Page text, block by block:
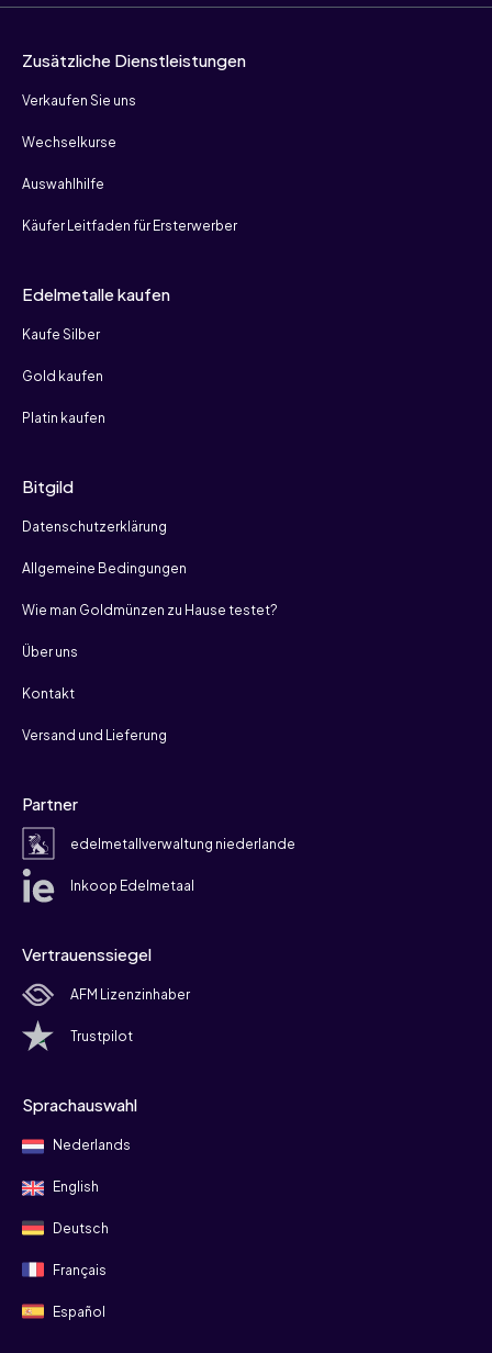
Zusätzliche Dienstleistungen
Verkaufen Sie uns
Wechselkurse
Auswahlhilfe
Käufer Leitfaden für Ersterwerber
Edelmetalle kaufen
Kaufe Silber
Gold kaufen
Platin kaufen
Bitgild
Datenschutzerklärung
Allgemeine Bedingungen
Wie man Goldmünzen zu Hause testet?
Über uns
Kontakt
Versand und Lieferung
Partner
edelmetallverwaltung niederlande
Inkoop Edelmetaal
Vertrauenssiegel
AFM Lizenzinhaber
Trustpilot
Sprachauswahl
Nederlands
English
Deutsch
Français
Español